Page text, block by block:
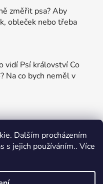
Dalším procházením
s jejich používáním.. Více
změřit psa? Aby
obleček nebo třeba
vidí Psí království Co
Na co bych neměl v